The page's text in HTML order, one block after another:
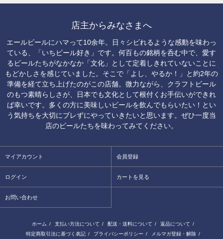
店主からみなさまへ
エールビールにハマって10余年。日々シビれるような感動を味わっ
ている、「いちビール好き」です。何百もの銘柄を呑む中で、愛す
るビールたちがなかなか「文化」として定着しきれていないことに
もどかしさを感じていました。そこで「よし、やるか！」と約2年の
準備を経て立ち上げたのがこの店舗。微力ながら、クラフトビール
のもつ素晴らしさが、日本でも文化として根付くお手伝いができれ
ば幸いです。多くの方に美味しいビールを飲んでもらいたい！とい
う気持ちを大切にブレずにやっていきたいと思います。ぜひ一度当
店のビールたちを味わってみてください。
マイアカウント 会員登録
ログイン カートを見る
お問い合わせ
ホーム / 支払い方法について / 配送・送料について / 返品について /
特定商取引法に基づく表記 / プライバシーポリシー / メルマガ登録・解除 /